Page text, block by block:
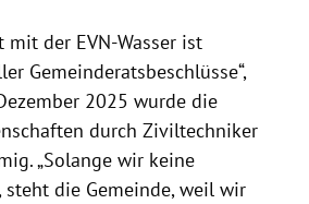
mit der EVN-Wasser ist
Gemeinderatsbeschlüsse“,
2025 wurde die
durch Ziviltechniker
„Solange wir keine
steht die Gemeinde, weil wir